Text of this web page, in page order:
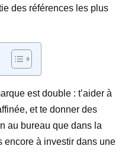
des références les plus
est double : t’aider à
et te donner des
au bureau que dans la
encore à investir dans une